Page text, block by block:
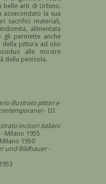
belle arti di Urbino.
assecondato la sua
sacrifici materiali,
alimentata
gli permette anche
della pittura ad olio
alle mostre
della penisola.
illustrato pittori e
- III
incisori italiani
- Milano 1955
1950
und Bildhauer-